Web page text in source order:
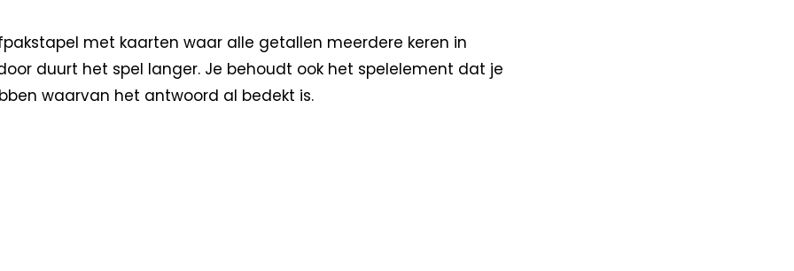
met kaarten waar alle getallen meerdere keren in
duurt het spel langer. Je behoudt ook het spelelement dat je
waarvan het antwoord al bedekt is.